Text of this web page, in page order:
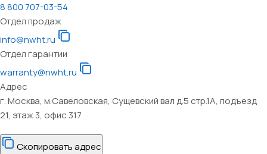
8 800 707-03-54
Отдел продаж
info@nwht.ru
Отдел гарантии
warranty@nwht.ru
Адрес
г. Москва, м.Савеловская, Сущевский вал д.5 стр.1А, подъезд
21, этаж 3, офис 317
Скопировать адрес